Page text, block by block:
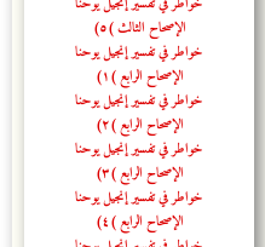
الإصحاح الثالث (٥)
خواطر في تفسير إنجيل يوحنا
الإصحاح الرابع (١)
خواطر في تفسير إنجيل يوحنا
الإصحاح الرابع (٢)
خواطر في تفسير إنجيل يوحنا
الإصحاح الرابع (٣)
خواطر في تفسير إنجيل يوحنا
الإصحاح الرابع (٤)